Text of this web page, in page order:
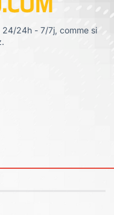
24h - 7/7j, comme si